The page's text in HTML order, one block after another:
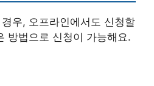
우, 오프라인에서도 신청할
방법으로 신청이 가능해요.